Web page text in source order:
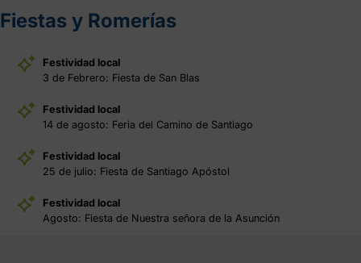
Fiestas y Romerías
Festividad local
3 de Febrero: Fiesta de San Blas
Festividad local
14 de agosto: Feria del Camino de Santiago
Festividad local
25 de julio: Fiesta de Santiago Apóstol
Festividad local
Agosto: Fiesta de Nuestra señora de la Asunción